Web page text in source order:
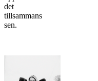
det
tillsammans
sen.